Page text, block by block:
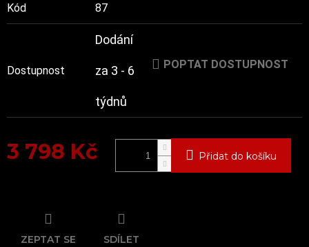
Kód 87
Dostupnost
Dodání
za 3 - 6
týdnů
POPTAT DOSTUPNOST
3 798 Kč Přidat do košíku
ZEPTAT SE SDÍLET